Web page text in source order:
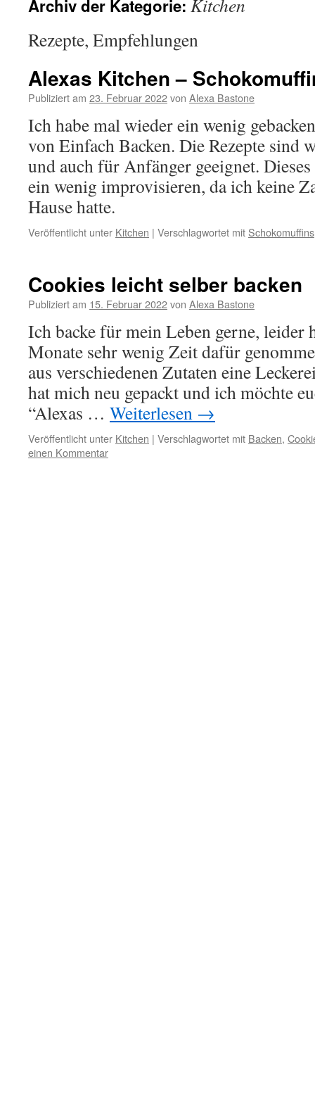
Archiv der Kategorie: Kitchen
Rezepte, Empfehlungen
Alexas Kitchen –
Publiziert am 23. Februar 2022von Alexa Bastone
Ich habe mal wieder ein wenig
von Einfach Backen. Die Rezepte sind
und auch für Anfänger geeignet.
ein wenig improvisieren, da ich keine
Hause hatte.
Veröffentlicht unter Kitchen | Verschlagwortet mit Schokomuffins
Cookies leicht selber backen
Publiziert am 15. Februar 2022von Alexa Bastone
Ich backe für mein Leben gerne, leider
Monate sehr wenig Zeit dafür
aus verschiedenen Zutaten eine
hat mich neu gepackt und ich möchte
“Alexas … Weiterlesen →
Veröffentlicht unter Kitchen | Verschlagwortet mit Backen,
einen Kommentar